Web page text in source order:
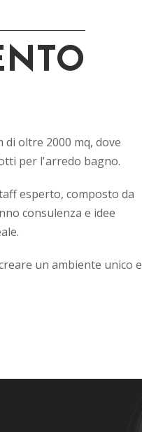
oltre 2000 mq, dove
per l'arredo bagno.
esperto, composto da
consulenza e idee
un ambiente unico e